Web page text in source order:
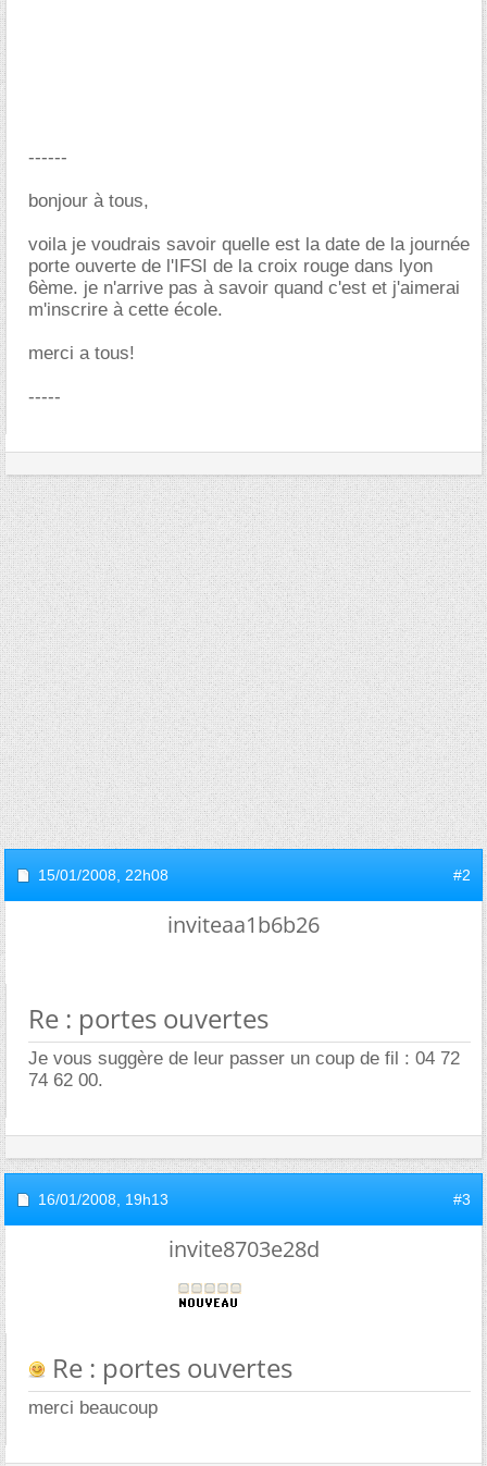
------
bonjour à tous,
voila je voudrais savoir quelle est la date de la journée
porte ouverte de l'IFSI de la croix rouge dans lyon
6ème. je n'arrive pas à savoir quand c'est et j'aimerai
m'inscrire à cette école.
merci a tous!
-----
15/01/2008, 22h08 #2
inviteaa1b6b26
Re : portes ouvertes
Je vous suggère de leur passer un coup de fil : 04 72
74 62 00.
16/01/2008, 19h13 #3
invite8703e28d
Re : portes ouvertes
merci beaucoup